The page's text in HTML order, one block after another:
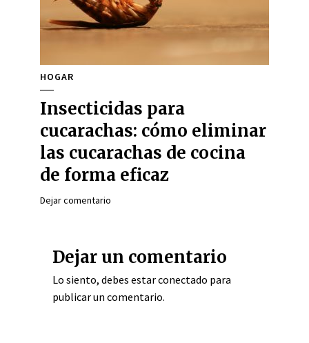
HOGAR
Insecticidas para
cucarachas: cómo eliminar
las cucarachas de cocina
de forma eficaz
Dejar comentario
Dejar un comentario
Lo siento, debes estarconectado para
publicar un comentario.